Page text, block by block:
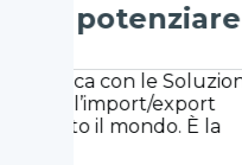
Una
Un’unica
operativa:
di un